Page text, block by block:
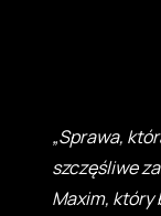
„Sprawa,
szczęśliwe
Maxim, który